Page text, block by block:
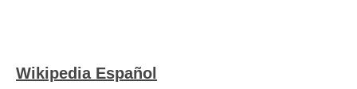
Wikipedia Español